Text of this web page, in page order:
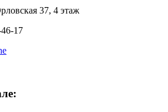
37, 4 этаж
17